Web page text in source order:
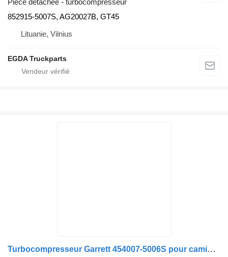
Pièce détachée - turbocompresseur
852915-5007S, AG20027B, GT45
Lituanie, Vilnius
EGDA Truckparts
Turbocompresseur Garrett 454007-5006S pour camion IVECO EUROSTAR 190.50